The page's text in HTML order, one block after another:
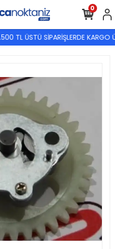
TL ÜSTÜ SİPARİŞLERDE KARGO
0